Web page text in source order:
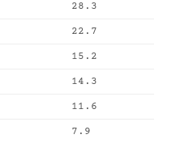
28.3
22.7
15.2
14.3
11.6
7.9